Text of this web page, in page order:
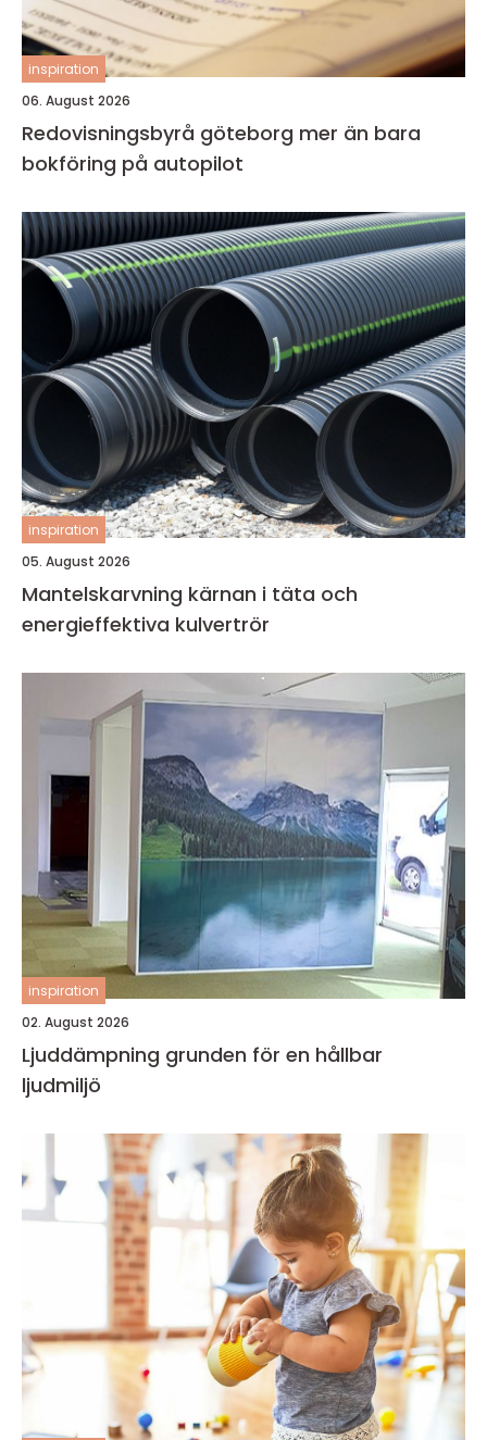
inspiration
06. August 2026
Redovisningsbyrå göteborg mer än bara
bokföring på autopilot
inspiration
05. August 2026
Mantelskarvning kärnan i täta och
energieffektiva kulvertrör
inspiration
02. August 2026
Ljuddämpning grunden för en hållbar
ljudmiljö